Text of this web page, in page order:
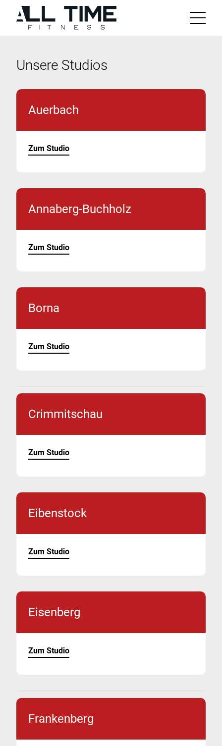
Inhalt
Menü
Unsere Studios
Auerbach
Zum Studio
Annaberg-Buchholz
Zum Studio
Borna
Zum Studio
Crimmitschau
Zum Studio
Eibenstock
Zum Studio
Eisenberg
Zum Studio
Frankenberg